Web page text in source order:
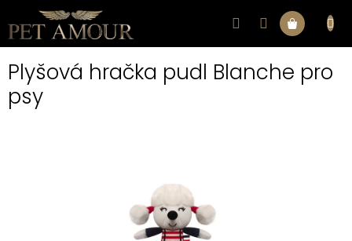
obsah
Nákupní
košík
Plyšová hračka pudl Blanche pro
psy